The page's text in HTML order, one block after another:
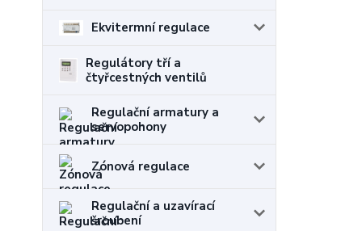
Ekvitermní regulace
Regulátory tří a
čtyřcestných ventilů
Regulační armatury a
servopohony
Zónová regulace
Regulační a uzavírací
šroubení